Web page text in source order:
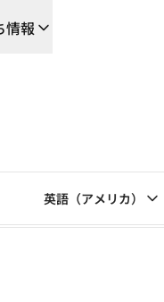
いワークフロー
情報
選んでください。次の言語
訳文の言語
英語（アメリカ）